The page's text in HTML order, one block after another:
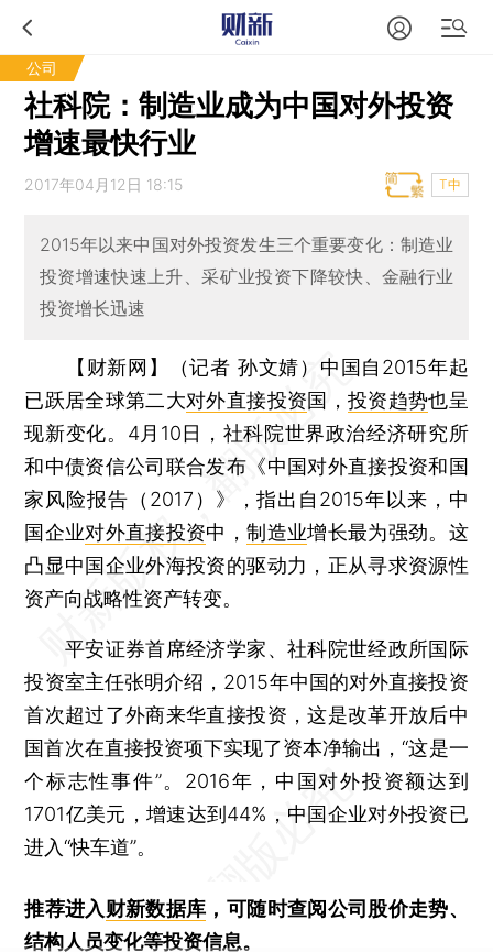
公司
社科院：制造业成为中国对外投资
增速最快行业
2017年04月12日 18:15 T中
2015年以来中国对外投资发生三个重要变化：制造业
投资增速快速上升、采矿业投资下降较快、金融行业
投资增长迅速
【财新网】（记者 孙文婧） 中国自2015年起
已跃居全球第二大对外直接投资国， 投资趋势也呈
现新变化。4月10日，社科院世界政治经济研究所
和中债资信公司联合发布《中国对外直接投资和国
家风险报告（2017）》，指出自2015年以来，中
国企业对外直接投资中，制造业增长最为强劲。这
凸显中国企业外海投资的驱动力，正从寻求资源性
资产向战略性资产转变。
平安证券首席经济学家、社科院世经政所国际
投资室主任张明介绍，2015年中国的对外直接投资
首次超过了外商来华直接投资，这是改革开放后中
国首次在直接投资项下实现了资本净输出，“这是一
个标志性事件”。2016年，中国对外投资额达到
1701亿美元，增速达到44%，中国企业对外投资已
进入“快车道”。
推荐进入财新数据库 ，可随时查阅公司股价走势、
结构人员变化等投资信息。